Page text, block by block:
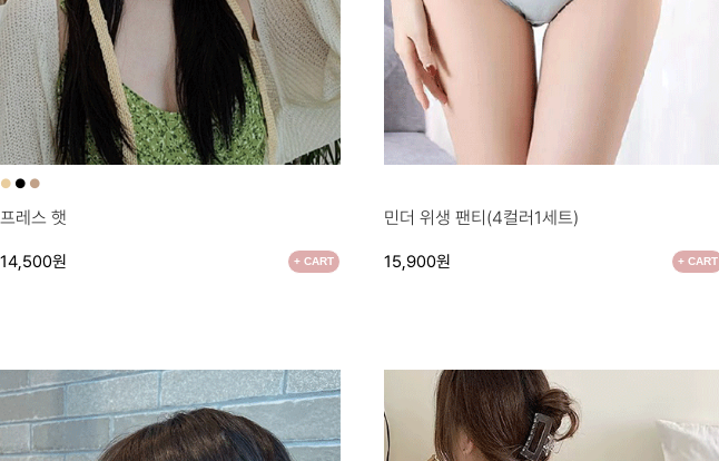
● ● ●
프레스 햇
14,500원 + CART
민더 위생 팬티(4컬러1세트)
15,900원 + CART